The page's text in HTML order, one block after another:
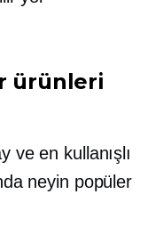
ürünleri
ve en kullanışlı
neyin popüler